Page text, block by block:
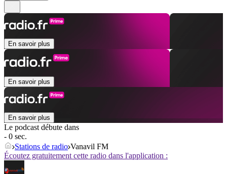
En savoir plus
En savoir plus
En savoir plus
Le podcast débute dans
- 0 sec.
Stations de radio Vanavil FM
Écoutez gratuitement cette radio dans l'application :